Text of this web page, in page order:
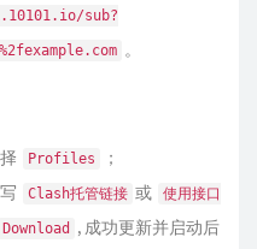
sub?
。
Profiles
；
Clash托管链接 或 使用接口
Download
, 成功更新并启动后